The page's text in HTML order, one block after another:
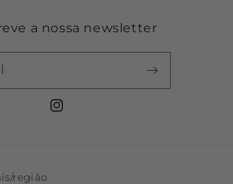
a nossa newsletter
Instagram
região